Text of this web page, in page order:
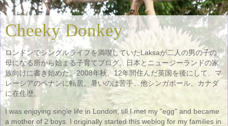
Cheeky Donkey
ロンドンでシングルライフを満喫していたLaksaが二人の男の子の
母になる所から始まる子育てブログ。日本とニュージーランドの家
族向けに書き始めた。2008年秋、12年間住んだ英国を後にして、マ
レーシアのペナンに転居。暑いのは苦手。他シンガポール、カナダ
に在住歴。
I was enjoying single life in London, till I met my "egg" and became
a mother of 2 boys. I originally started this weblog for my families in